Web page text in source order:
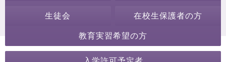
生徒会 在校生保護者の方
教育実習希望の方